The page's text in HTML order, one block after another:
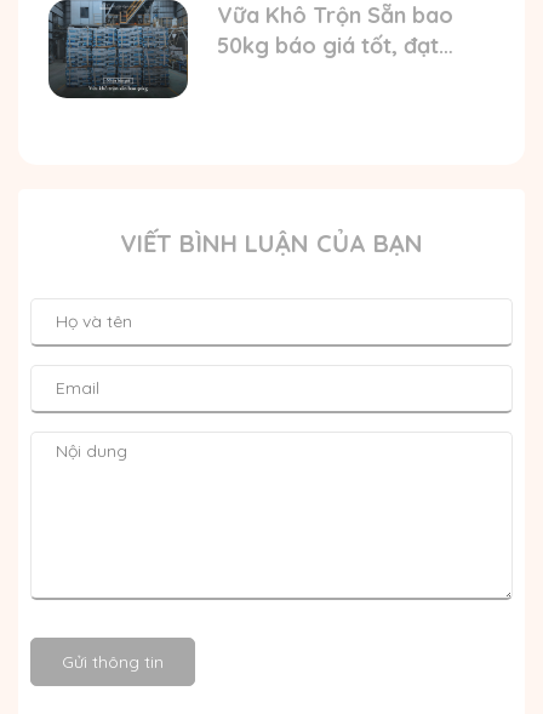
Vữa Khô Trộn Sẵn bao
50kg báo giá tốt, đạt
VIẾT BÌNH LUẬN CỦA BẠN
Gửi thông tin